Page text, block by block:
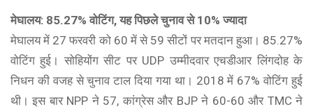
मेघालय: 85.27%​ वोटिंग​​​​​​, यह पिछले चुनाव से 10% ज्यादा
मेघालय में 27 फरवरी को 60 में से 59 सीटों पर मतदान हुआ। 85.27%
वोटिंग हुई। सोहियोंग सीट पर UDP उम्मीदवार एचडीआर लिंगदोह के
निधन की वजह से चुनाव टाल दिया गया था। 2018 में 67% वोटिंग हुई
थी। इस बार NPP ने 57, कांग्रेस और BJP ने 60-60 और TMC ने